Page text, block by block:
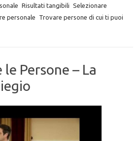
Risultati tangibili Selezionare
personale
Trovare persone di cui ti puoi
le Persone – La